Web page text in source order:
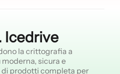
Icedrive
la crittografia a
sicura e
di prodotti completa per